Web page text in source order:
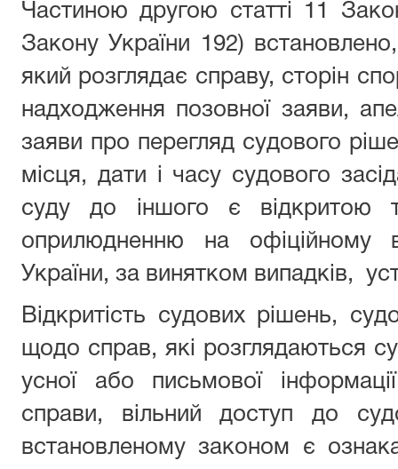
Частиною другою статті 11
Закону України 192)
який розглядає справу, сторін
надходження позовної заяви,
заяви про перегляд судового
місця, дати і часу судового
суду до іншого є відкритою
оприлюдненню на офіційному
України, за винятком випадків,
Відкритість судових рішень,
щодо справ, які розглядаються
усної або письмової
справи, вільний доступ до
встановленому законом є